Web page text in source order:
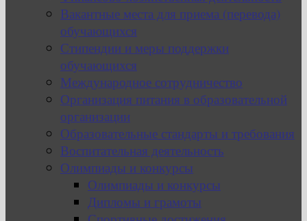
Вакантные места для приема (перевода)
обучающихся
Стипендии и меры поддержки
обучающихся
Международное сотрудничество
Организация питания в образовательной
организации
Образовательные стандарты и требования
Воспитательная деятельность
Олимпиады и конкурсы
Олимпиады и конкурсы
Дипломы и грамоты